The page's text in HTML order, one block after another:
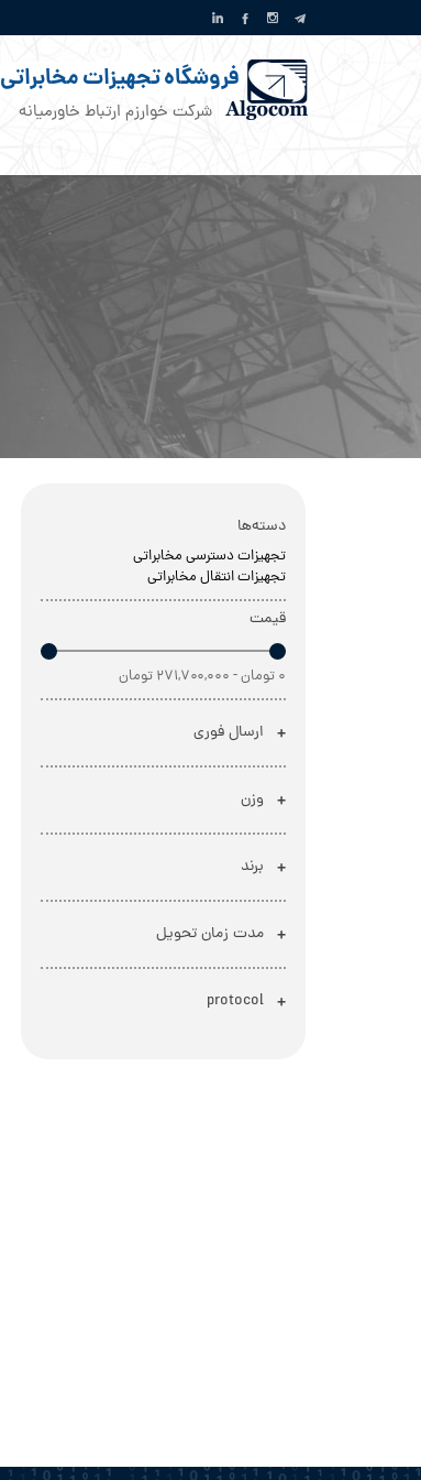
فروشگاه تجهیزات مخابراتی
شرکت خوارزم ارتباط خاورمیانه
دسته‌ها
تجهیزات دسترسی مخابراتی
تجهیزات انتقال مخابراتی
قیمت
۰ تومان - ۲۷۱,۷۰۰,۰۰۰ تومان
ارسال فوری
وزن
برند
مدت زمان تحویل
protocol